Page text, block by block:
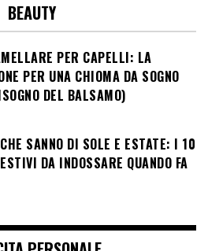
BEAUTY
PER CAPELLI: LA
PER UNA CHIOMA DA SOGNO
DEL BALSAMO)
SANNO DI SOLE E ESTATE: I 10
DA INDOSSARE QUANDO FA